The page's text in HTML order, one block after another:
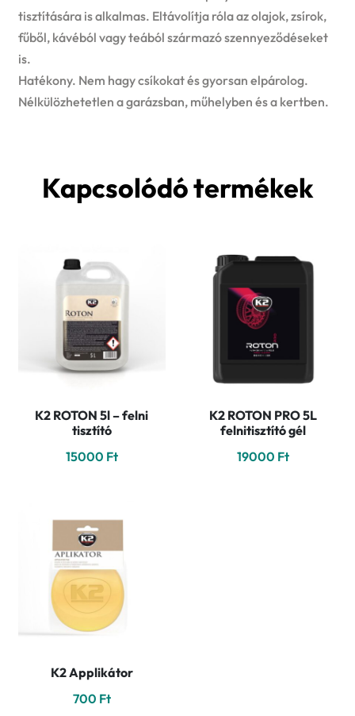
tisztítására is alkalmas. Eltávolítja róla az olajok, zsírok,
fűből, kávéból vagy teából származó szennyeződéseket
is.
Hatékony. Nem hagy csíkokat és gyorsan elpárolog.
Nélkülözhetetlen a garázsban, műhelyben és a kertben.
Kapcsolódó termékek
K2 ROTON 5l – felni
tisztító
15000 Ft
K2 ROTON PRO 5L
felnitisztító gél
19000 Ft
K2 Applikátor
700 Ft